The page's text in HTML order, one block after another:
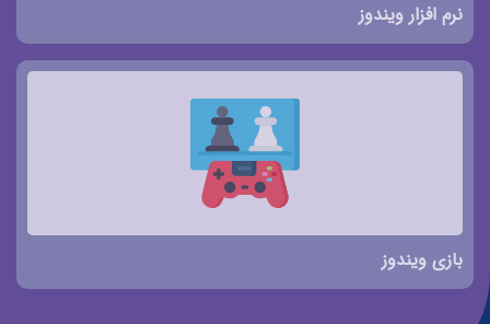
نرم افزار ویندوز
بازی ویندوز